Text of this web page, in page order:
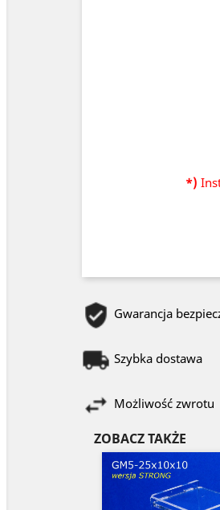
*)
Gwarancja
Szybka dostawa
Możliwość zwrotu
ZOBACZ TAKŻE